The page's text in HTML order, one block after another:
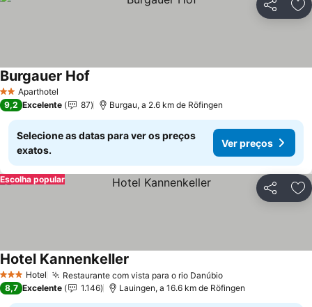
Partilhar
2 EstrelasAparthotel
Burgauer Hof
9,2 Excelente 87 Burgau, a 2.6 km de Röfingen
Selecione as datas para ver os preços
exatos.
Ver preços
Partilhar
Escolha popular
3 EstrelasHotel Restaurante com vista para o rio Danúbio
Hotel Kannenkeller
8,7 Excelente 1.146 Lauingen, a 16.6 km de Röfingen